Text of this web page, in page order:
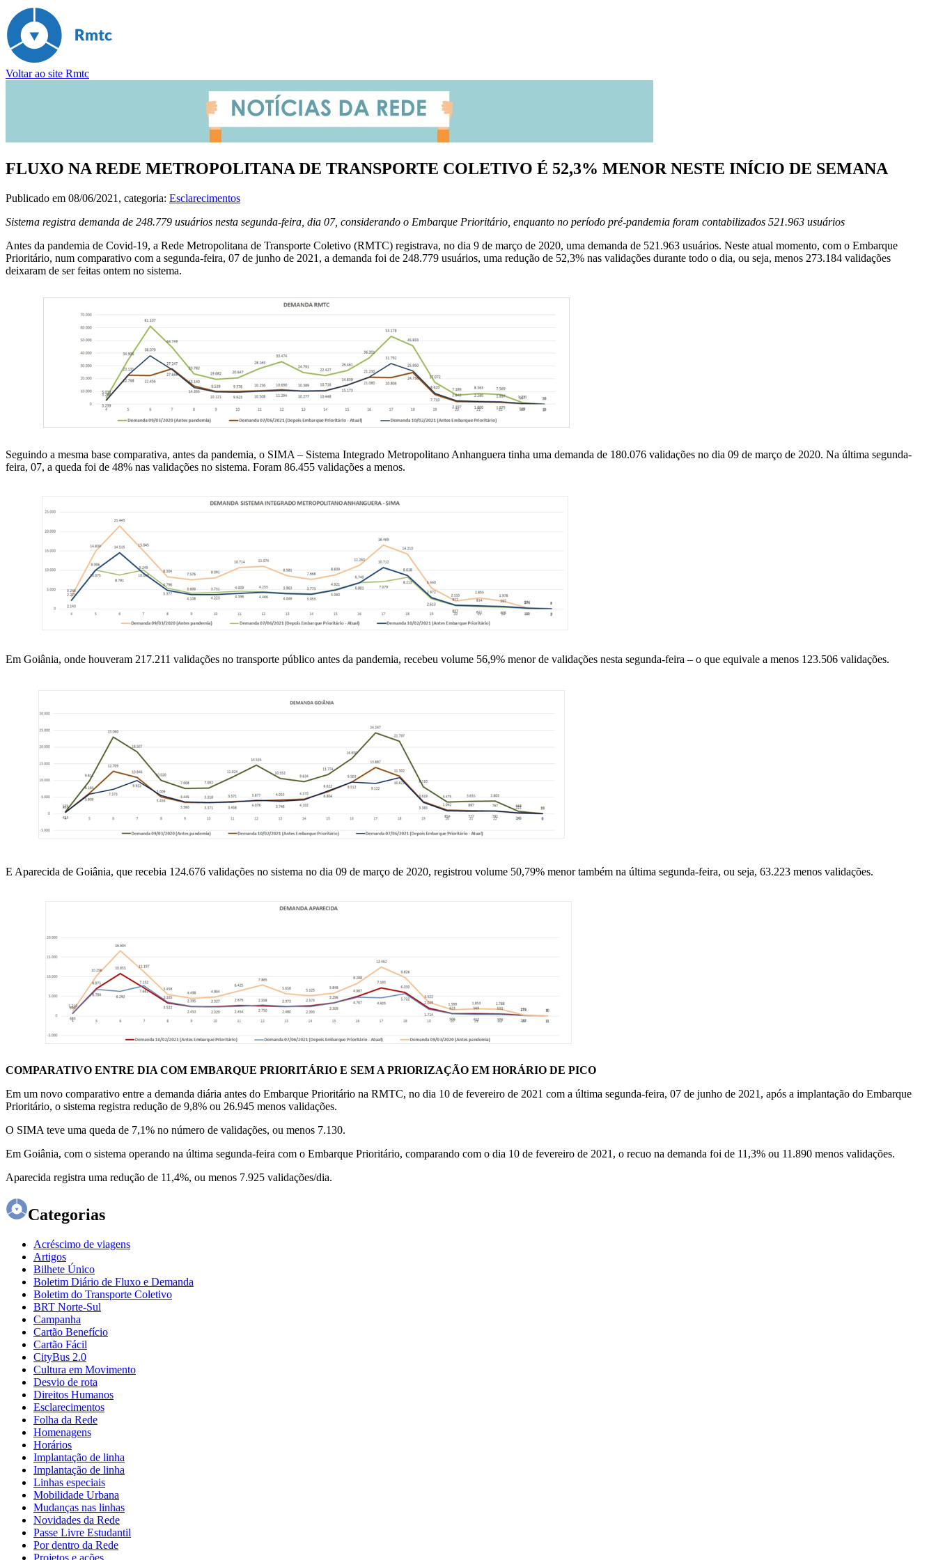
Voltar ao site Rmtc
FLUXO NA REDE METROPOLITANA DE TRANSPORTE COLETIVO É 52,3% MENOR NESTE INÍCIO DE SEMANA
Publicado em 08/06/2021 , categoria: Esclarecimentos
Sistema registra demanda de 248.779 usuários nesta segunda-feira, dia 07, considerando o Embarque Prioritário, enquanto no período pré-pandemia foram contabilizados 521.963 usuários
Antes da pandemia de Covid-19, a Rede Metropolitana de Transporte Coletivo (RMTC) registrava, no dia 9 de março de 2020, uma demanda de 521.963 usuários. Neste atual momento, com o Embarque
Prioritário, num comparativo com a segunda-feira, 07 de junho de 2021, a demanda foi de 248.779 usuários, uma redução de 52,3% nas validações durante todo o dia, ou seja, menos 273.184 validações
deixaram de ser feitas ontem no sistema.
Seguindo a mesma base comparativa, antes da pandemia, o SIMA – Sistema Integrado Metropolitano Anhanguera tinha uma demanda de 180.076 validações no dia 09 de março de 2020. Na última segunda-
feira, 07, a queda foi de 48% nas validações no sistema. Foram 86.455 validações a menos.
Em Goiânia, onde houveram 217.211 validações no transporte público antes da pandemia, recebeu volume 56,9% menor de validações nesta segunda-feira – o que equivale a menos 123.506 validações.
E Aparecida de Goiânia, que recebia 124.676 validações no sistema no dia 09 de março de 2020, registrou volume 50,79% menor também na última segunda-feira, ou seja, 63.223 menos validações.
COMPARATIVO ENTRE DIA COM EMBARQUE PRIORITÁRIO E SEM A PRIORIZAÇÃO EM HORÁRIO DE PICO
Em um novo comparativo entre a demanda diária antes do Embarque Prioritário na RMTC, no dia 10 de fevereiro de 2021 com a última segunda-feira, 07 de junho de 2021, após a implantação do Embarque
Prioritário, o sistema registra redução de 9,8% ou 26.945 menos validações.
O SIMA teve uma queda de 7,1% no número de validações, ou menos 7.130.
Em Goiânia, com o sistema operando na última segunda-feira com o Embarque Prioritário, comparando com o dia 10 de fevereiro de 2021, o recuo na demanda foi de 11,3% ou 11.890 menos validações.
Aparecida registra uma redução de 11,4%, ou menos 7.925 validações/dia.
Categorias
Acréscimo de viagens
Artigos
Bilhete Único
Boletim Diário de Fluxo e Demanda
Boletim do Transporte Coletivo
BRT Norte-Sul
Campanha
Cartão Benefício
Cartão Fácil
CityBus 2.0
Cultura em Movimento
Desvio de rota
Direitos Humanos
Esclarecimentos
Folha da Rede
Homenagens
Horários
Implantação de linha
Implantação de linha
Linhas especiais
Mobilidade Urbana
Mudanças nas linhas
Novidades da Rede
Passe Livre Estudantil
Por dentro da Rede
Projetos e ações